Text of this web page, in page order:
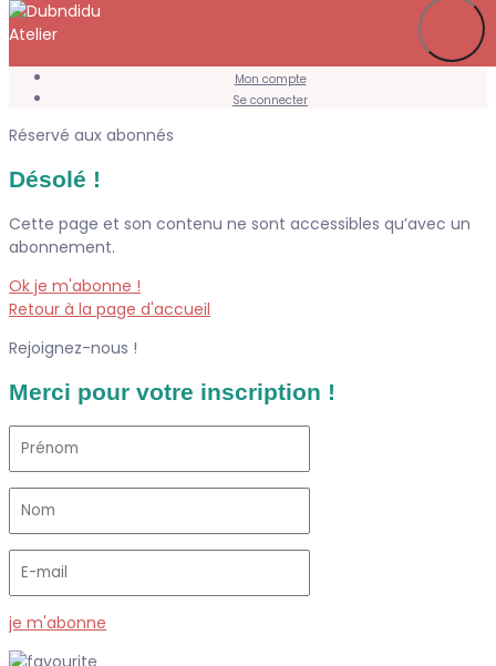
Mon compte
Se connecter
Réservé aux abonnés
Désolé !
Cette page et son contenu ne sont accessibles qu’avec un
abonnement.
Ok je m'abonne !
Retour à la page d'accueil
Rejoignez-nous !
Merci pour votre inscription !
je m'abonne